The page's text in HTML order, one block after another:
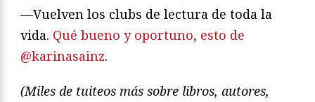
—Vuelven los clubs de lectura de toda la
vida. Qué bueno y oportuno, esto de
@karinasainz.
(Miles de tuiteos más sobre libros, autores,